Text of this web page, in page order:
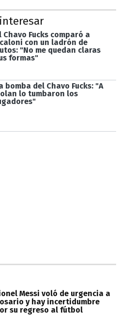
Chavo Fucks comparó a
con un ladrón de
"No me quedan claras
formas"
bomba del Chavo Fucks: "A
lo tumbaron los
Messi voló de urgencia a
y hay incertidumbre
su regreso al fútbol